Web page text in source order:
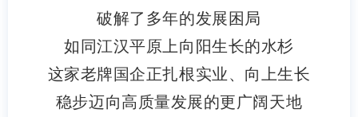
破解了多年的发展困局
如同江汉平原上向阳生长的水杉
这家老牌国企正扎根实业、向上生长
稳步迈向高质量发展的更广阔天地